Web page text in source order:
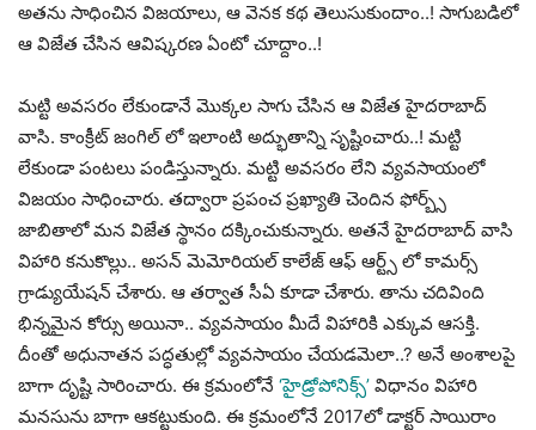
అతను సాధించిన విజయాలు, ఆ వెనక కథ తెలుసుకుందాం..! సాగుబడిలో
ఆ విజేత చేసిన ఆవిష్కరణ ఏంటో చూద్దాం..!
మట్టి అవసరం లేకుండానే మొక్కల సాగు చేసిన ఆ విజేత హైదరాబాద్
వాసి. కాంక్రీట్ జంగిల్ లో ఇలాంటి అద్భుతాన్ని సృష్టించారు..! మట్టి
లేకుండా పంటలు పండిస్తున్నారు. మట్టి అవసరం లేని వ్యవసాయంలో
విజయం సాధించారు. తద్వారా ప్రపంచ ప్రఖ్యాతి చెందిన ఫోర్బ్స్
జాబితాలో మన విజేత స్థానం దక్కించుకున్నారు. అతనే హైదరాబాద్‌ వాసి
విహారి కనుకొల్లు.. అసన్ మెమోరియల్ కాలేజ్ ఆఫ్ ఆర్ట్స్ లో కామర్స్
గ్రాడ్యుయేషన్ చేశారు. ఆ తర్వాత సీఏ కూడా చేశారు. తాను చదివింది
భిన్నమైన కోర్సు అయినా.. వ్యవసాయం మీదే విహారికి ఎక్కువ ఆసక్తి.
దీంతో అధునాతన పద్ధతుల్లో వ్యవసాయం చేయడమెలా..? అనే అంశాలపై
బాగా దృష్టి సారించారు. ఈ క్రమంలోనే ‘హైడ్రోపోనిక్స్’ విధానం విహారి
మనసును బాగా ఆకట్టుకుంది. ఈ క్రమంలోనే 2017లో డాక్టర్ సాయిరాం